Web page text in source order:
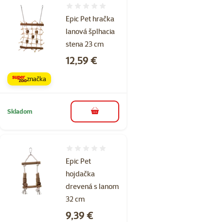
Epic Pet hračka
lanová šplhacia
stena 23 cm
Cena
12,59 €
značka
Skladom do košíka
Epic Pet
hojdačka
drevená s lanom
32 cm
Cena
9,39 €